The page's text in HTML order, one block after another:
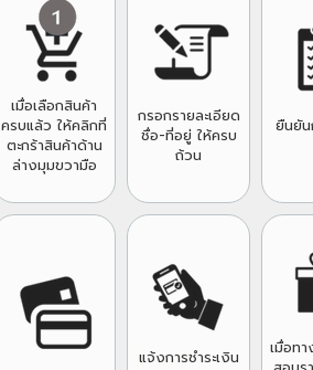
เมื่อเลือกสินค้า
ครบแล้ว ให้คลิกที่
ตะกร้าสินค้าด้าน
ล่างมุมขวามือ
กรอกรายละเอียด
ชื่อ-ที่อยู่ ให้ครบ
ถ้วน
ยืนยั
แจ้งการชำระเงิน
เมื่อท